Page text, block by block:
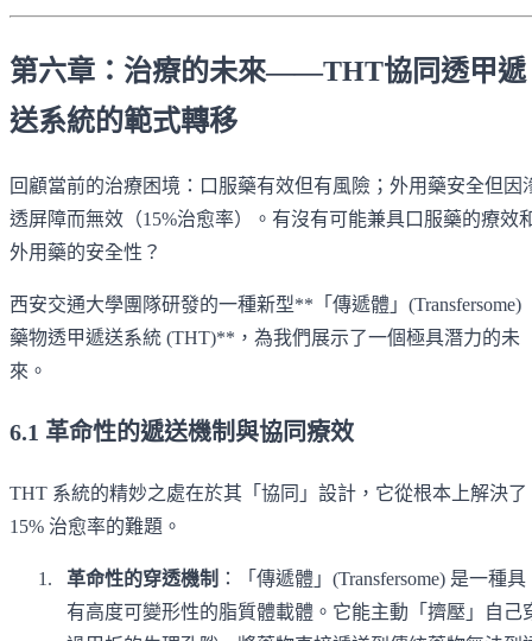
第六章：治療的未來——THT協同透甲遞
送系統的範式轉移
回顧當前的治療困境：口服藥有效但有風險；外用藥安全但因
透屏障而無效（15%治愈率）。有沒有可能兼具口服藥的療效
外用藥的安全性？
西安交通大學團隊研發的一種新型**「傳遞體」(Transfersome)
藥物透甲遞送系統 (THT)**，為我們展示了一個極具潛力的未
來。
6.1 革命性的遞送機制與協同療效
THT 系統的精妙之處在於其「協同」設計，它從根本上解決了
15% 治愈率的難題。
革命性的穿透機制 ：「傳遞體」(Transfersome) 是一種具
有高度可變形性的脂質體載體。它能主動「擠壓」自己